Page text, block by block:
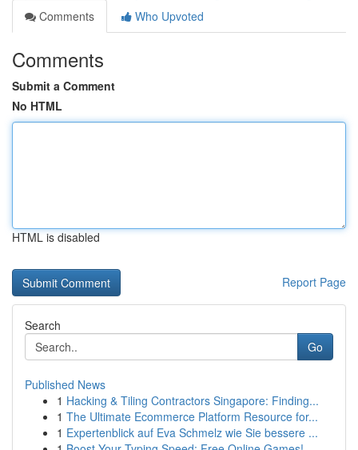
Comments
Who Upvoted
Comments
Submit a Comment
No HTML
HTML is disabled
Report Page
Search
Go
Published News
1 Hacking & Tiling Contractors Singapore: Finding...
1 The Ultimate Ecommerce Platform Resource for...
1 Expertenblick auf Eva Schmelz wie Sie bessere ...